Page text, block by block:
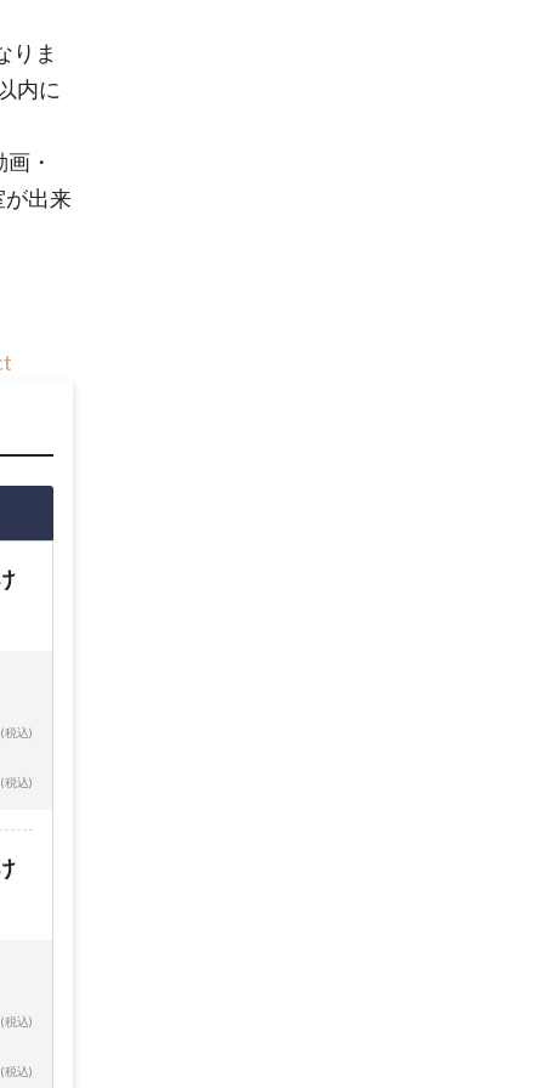
りま
内に
・
が出来
(税込)
(税込)
(税込)
(税込)